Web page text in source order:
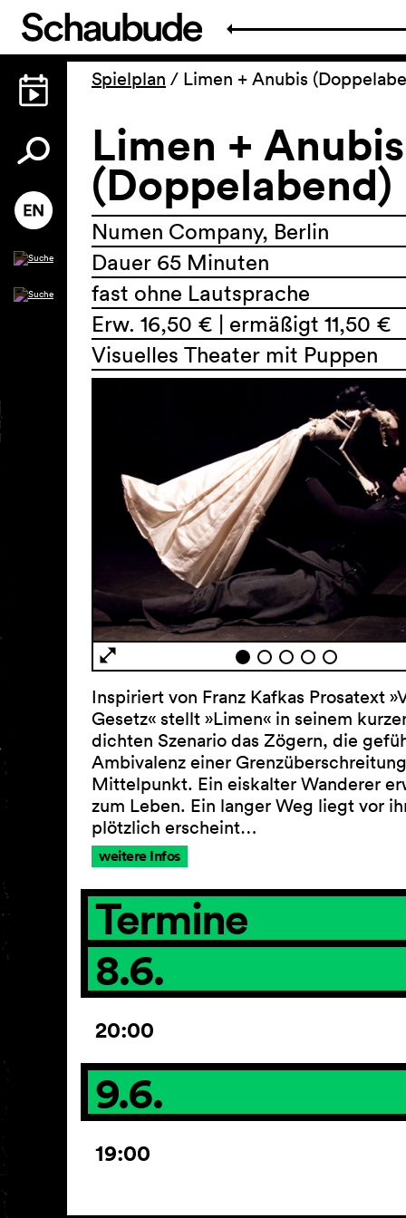
Spielplan / Limen + Anubis
Limen + Anubis
(Doppelabend)
Numen Company, Berlin
Dauer 65 Minuten
fast ohne Lautsprache
Erw. 16,50 € | ermäßigt 11,50 €
Visuelles Theater mit Puppen
Inspiriert von Franz Kafkas Prosatext
Gesetz« stellt »Limen« in seinem
dichten Szenario das Zögern, die
Ambivalenz einer
Mittelpunkt. Ein eiskalter Wanderer
zum Leben. Ein langer Weg liegt vor
plötzlich erscheint…
weitere Infos
Termine
8.6.
20:00
9.6.
19:00